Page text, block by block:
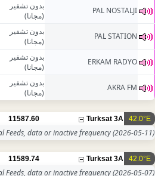
PAL NOSTALJI
بدون تشفير
(مجانا)
PAL STATION
بدون تشفير
(مجانا)
ERKAM RADYO
بدون تشفير
(مجانا)
AKRA FM
بدون تشفير
(مجانا)
42.0°E
Turksat 3A
11587.60
Feeds, data or inactive frequency(2026-05-11)
42.0°E
Turksat 3A
11589.74
Feeds, data or inactive frequency(2026-05-07)